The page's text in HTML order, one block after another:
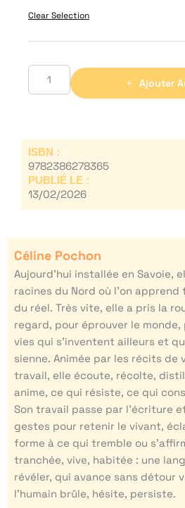
Clear Selection
Ajouter
ISBN :
9782386278365
PUBLIÉ LE :
13/02/2026
Céline Pochon
Aujourd’hui installée en Savoie,
racines du Nord où l’on
du réel. Très vite, elle a pris la
regard, pour éprouver le
vies qui s’inventent ailleurs et
sienne. Animée par les récits de
travail, elle écoute, récolte,
anime, ce qui résiste, ce qui
Son travail passe par l’écriture
gestes pour retenir le vivant,
forme à ce qui tremble ou
tranchée, vive, habitée : une
révéler, qui avance sans détour
l’humain brûle, hésite, persiste.